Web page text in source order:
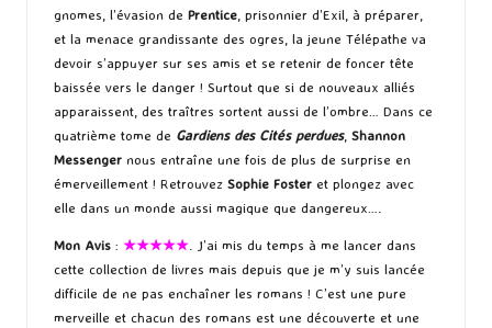
gnomes, l’évasion de Prentice , prisonnier d’Exil, à préparer,
et la menace grandissante des ogres, la jeune Télépathe va
devoir s’appuyer sur ses amis et se retenir de foncer tête
baissée vers le danger ! Surtout que si de nouveaux alliés
apparaissent, des traîtres sortent aussi de l’ombre… Dans ce
quatrième tome de Gardiens des Cités perdues, Shannon
Messenger nous entraîne une fois de plus de surprise en
émerveillement ! Retrouvez Sophie Foster et plongez avec
elle dans un monde aussi magique que dangereux….
Mon Avis : ★★★★★ . J’ai mis du temps à me lancer dans
cette collection de livres mais depuis que je m’y suis lancée
difficile de ne pas enchaîner les romans ! C’est une pure
merveille et chacun des romans est une découverte et une